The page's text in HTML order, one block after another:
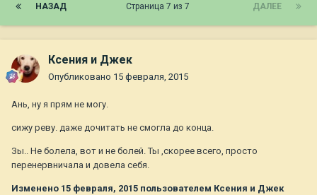
НАЗАД ДАЛЕЕ
Страница 7 из 7
Ксения и Джек
Опубликовано 15 февраля, 2015
Ань, ну я прям не могу.
сижу реву. даже дочитать не смогла до конца.
Зы.. Не болела, вот и не болей. Ты ,скорее всего, просто
перенервничала и довела себя.
Изменено 15 февраля, 2015 пользователем Ксения и Джек